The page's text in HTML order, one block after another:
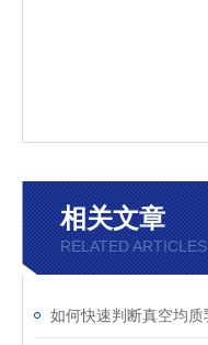
相关文章
RELATED ARTICLES